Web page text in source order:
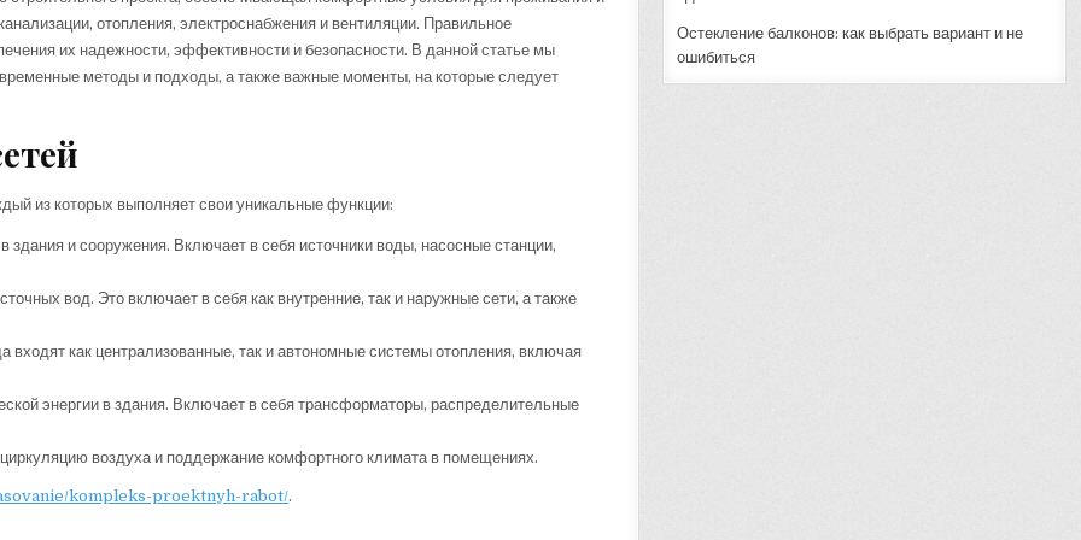
отопления, электроснабжения и вентиляции. Правильное
их надежности, эффективности и безопасности. В данной статье мы
методы и подходы, а также важные моменты, на которые следует
из которых выполняет свои уникальные функции:
и сооружения. Включает в себя источники воды, насосные станции,
вод. Это включает в себя как внутренние, так и наружные сети, а также
как централизованные, так и автономные системы отопления, включая
энергии в здания. Включает в себя трансформаторы, распределительные
воздуха и поддержание комфортного климата в помещениях.
kompleks-proektnyh-rabot/.
Остекление балконов: как выбрать вариант и не
ошибиться